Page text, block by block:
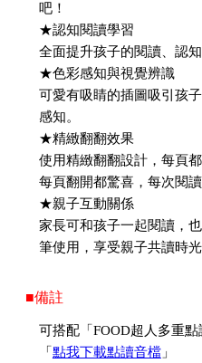
吧！
★認知閱讀學習
全面提升孩子的閱讀、認
★色彩感知與視覺辨識
可愛有吸睛的插圖吸引孩
感知。
★精緻翻翻效果
使用精緻翻翻設計，每頁
每頁翻開都驚喜，每次閱讀
★親子互動關係
家長可和孩子一起閱讀，
筆使用，享受親子共讀時
■備註
可搭配「FOOD超人多重點
「 點我下載點讀音檔」